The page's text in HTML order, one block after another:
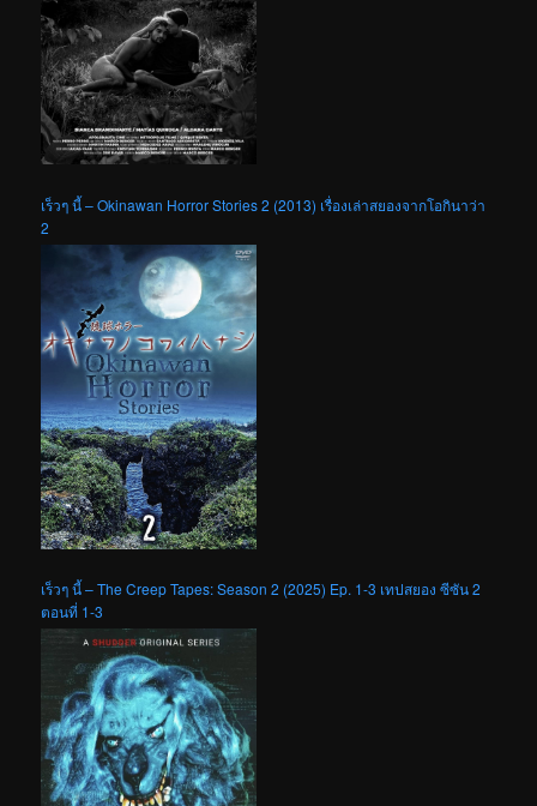
เร็วๆ นี้ – Okinawan Horror Stories 2 (2013) เรื่องเล่าสยองจากโอกินาว่า
2
เร็วๆ นี้ – The Creep Tapes: Season 2 (2025) Ep. 1-3 เทปสยอง ซีซัน 2
ตอนที่ 1-3